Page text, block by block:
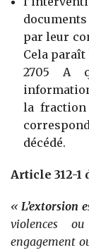
par leur
Cela
2705 A
la fraction
décédé.
Article 312-1
«L’extorsion
violences ou
engagement